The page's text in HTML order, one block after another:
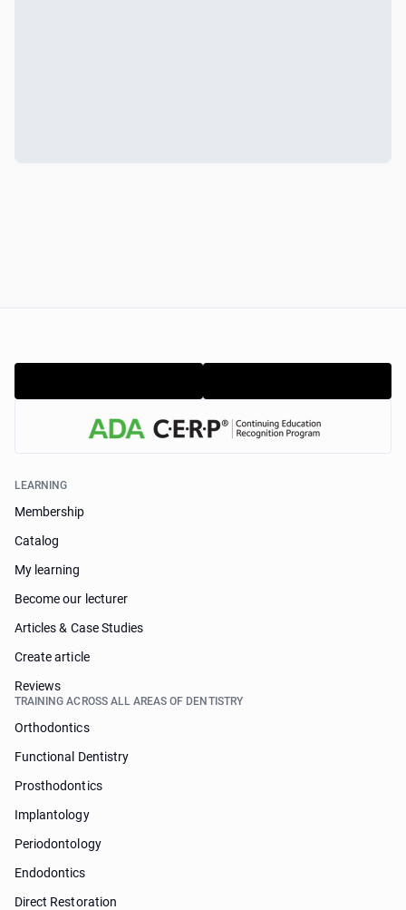
LEARNING
Membership
Catalog
My learning
Become our lecturer
Articles & Case Studies
Create article
Reviews
TRAINING ACROSS ALL AREAS OF DENTISTRY
Orthodontics
Functional Dentistry
Prosthodontics
Implantology
Periodontology
Endodontics
Direct Restoration